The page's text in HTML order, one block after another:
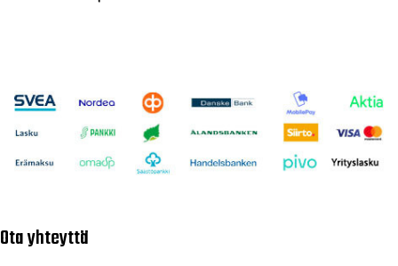
Ota yhteyttä